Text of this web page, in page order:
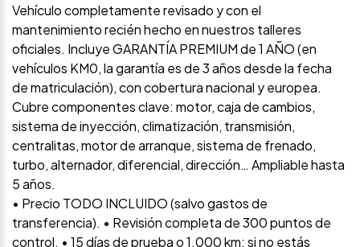
Vehículo completamente revisado y con el
mantenimiento recién hecho en nuestros talleres
oficiales. Incluye GARANTÍA PREMIUM de 1 AÑO (en
vehículos KM0, la garantía es de 3 años desde la fecha
de matriculación), con cobertura nacional y europea.
Cubre componentes clave: motor, caja de cambios,
sistema de inyección, climatización, transmisión,
centralitas, motor de arranque, sistema de frenado,
turbo, alternador, diferencial, dirección… Ampliable hasta
5 años.
• Precio TODO INCLUIDO (salvo gastos de
transferencia). • Revisión completa de 300 puntos de
control. • 15 días de prueba o 1.000 km: si no estás